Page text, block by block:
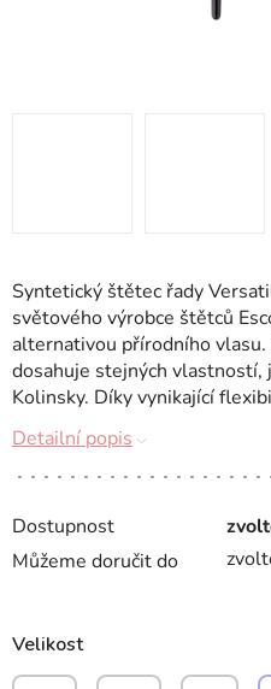
Dostupnost
Můžeme doručit do
Velikost
Syntetický štětec řady
světového výrobce štětců
alternativou přírodního
dosahuje stejných
Kolinsky. Díky vynikající
Detailní popis